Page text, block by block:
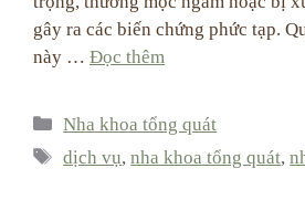
gây ra các biến chứng phức tạp.
này … Đọc thêm
Categories
Nha khoa tổng quát
Tags
dịch vụ,nha khoa tổng quát,